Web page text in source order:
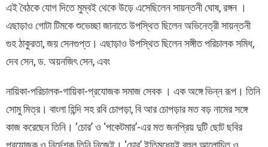
এই বৈঠকে যোগ দিতে মুম্বই থেকে উড়ে এসেছিলেন সায়ন্তনী ঘোষ, রঙ্গন ।
এছাড়াও গোটা টিমকে শুভেচ্ছা জানাতে উপস্থিত ছিলেন অভিনেত্রী সায়ন্তনী
গুহ ঠাকুরতা, জয় সেনগুপ্ত। এছাড়াও উপস্থিত ছিলেন সঙ্গীত পরিচালক সমিধ,
দেব সেন, ড. অয়নজিৎ সেন, এবং
নায়িকা-পরিচালক-গায়িকা-প্রযোজক সমাজ সেবক । এক অঙ্গে ভিন্ন রূপ। তিনি
সোমু মিত্র। বাংলা হিন্দি সহ রবি চোপড়া, বি আর চোপড়ার মত বড় নামের সঙ্গে
কাজ করেছেন তিনি। ‘চোর’ ও ‘পকেটমার’-এর মত জনপ্রিয় দুটি ছোট ছবির